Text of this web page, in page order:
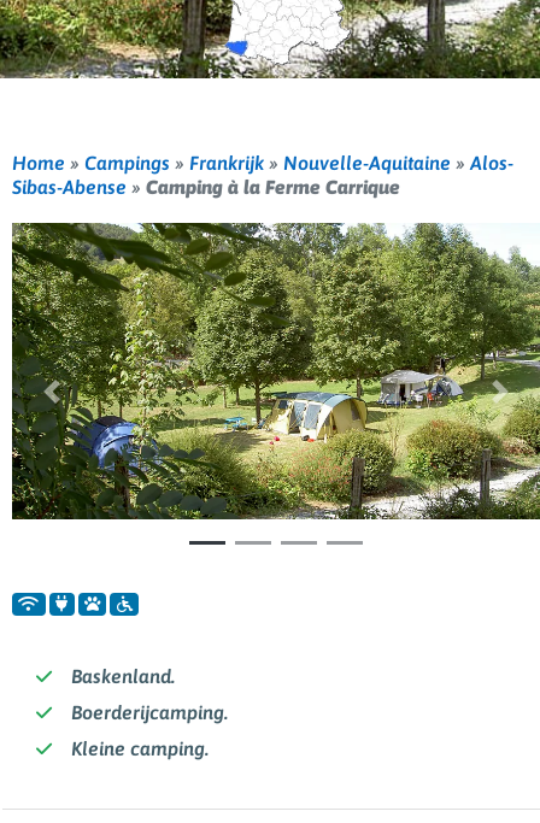
Home » Campings » Frankrijk » Nouvelle-Aquitaine » Alos-
Sibas-Abense » Camping à la Ferme Carrique
Vorige
Baskenland.
Boerderijcamping.
Kleine camping.